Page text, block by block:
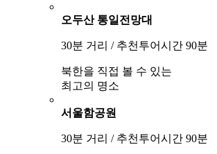
오두산 통일전망대
30분 거리 / 추천투어시간 90분
북한을 직접 볼 수 있는
최고의 명소
서울함공원
30분 거리 / 추천투어시간 90분